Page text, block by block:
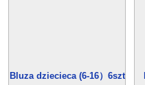
Bluza dziecieca (6-16）6szt